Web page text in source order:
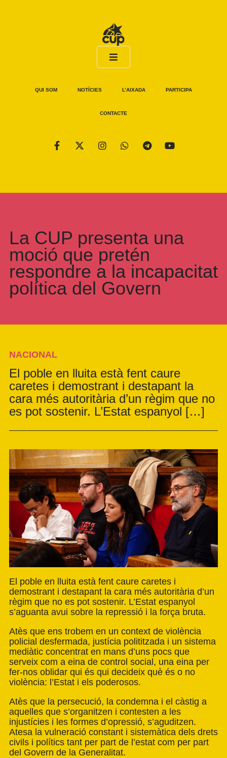
QUI SOM NOTÍCIES L’AIXADA PARTICIPA
CONTACTE
La CUP presenta una
moció que pretén
respondre a la incapacitat
política del Govern
NACIONAL
El poble en lluita està fent caure
caretes i demostrant i destapant la
cara més autoritària d’un règim que no
es pot sostenir. L’Estat espanyol […]
El poble en lluita està fent caure caretes i
demostrant i destapant la cara més autoritària d’un
règim que no es pot sostenir. L’Estat espanyol
s’aguanta avui sobre la repressió i la força bruta.
Atès que ens trobem en un context de violència
policial desfermada, justícia polititzada i un sistema
mediàtic concentrat en mans d’uns pocs que
serveix com a eina de control social, una eina per
fer-nos oblidar qui és qui decideix què és o no
violència: l’Estat i els poderosos.
Atès que la persecució, la condemna i el càstig a
aquelles que s’organitzen i contesten a les
injustícies i les formes d’opressió, s’aguditzen.
Atesa la vulneració constant i sistemàtica dels drets
civils i polítics tant per part de l’estat com per part
del Govern de la Generalitat.